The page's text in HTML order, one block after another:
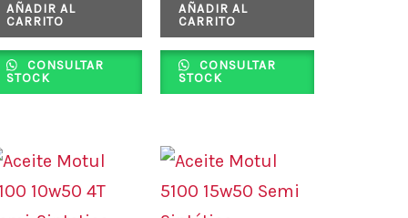
AÑADIR AL
CARRITO
CONSULTAR
STOCK
AÑADIR AL
CARRITO
CONSULTAR
STOCK